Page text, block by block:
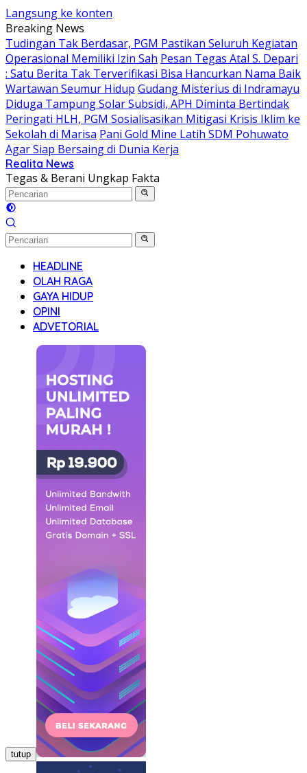
Langsung ke konten
Breaking News
Tudingan Tak Berdasar, PGM Pastikan Seluruh Kegiatan
Operasional Memiliki Izin Sah Pesan Tegas Atal S. Depari
: Satu Berita Tak Terverifikasi Bisa Hancurkan Nama Baik
Wartawan Seumur Hidup Gudang Misterius di Indramayu
Diduga Tampung Solar Subsidi, APH Diminta Bertindak
Peringati HLH, PGM Sosialisasikan Mitigasi Krisis Iklim ke
Sekolah di Marisa Pani Gold Mine Latih SDM Pohuwato
Agar Siap Bersaing di Dunia Kerja
Realita News
Tegas & Berani Ungkap Fakta
HEADLINE
OLAH RAGA
GAYA HIDUP
OPINI
ADVETORIAL
tutup